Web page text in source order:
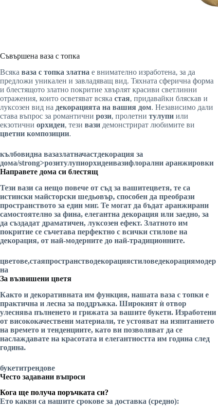
Съвършена ваза с топка
Всяка ваза с топка златна е внимателно изработена, за да
предложи уникален и завладяващ вид. Тяхната сферична форма
и блестящото златно покритие хвърлят красиви светлинни
отражения, които осветяват всяка стая, придавайки бляскав и
луксозен вид на декорацията на вашия дом. Независимо дали
става въпрос за романтични рози, пролетни тулупи или
екзотични орхидеи, тези вази демонстрират любимите ви
цветни композиции.
кълбовидна вазазлатначастдекорация за
дома/strong>розитулупиорхидеивазифлорални аранжировки
Направете дома си блестящ
Тези вази са нещо повече от съд за вашитецветя, те са
истински майсторски шедьовър, способен да преобрази
пространството за един миг. Те могат да бъдат аранжирани
самостоятелно за фина, елегантна декорация или заедно, за
да създадат драматичен, луксозен ефект. Златното им
покритие се съчетава перфектно с всички стилове на
декорация, от най-модерните до най-традиционните.
цветове,стаяпространстводекорациястиловедекорациямодер
на
За възвишени цветя
Както и декоративната им функция, нашата ваза с топки е
практична и лесна за поддръжка. Широкият ѝ отвор
улеснява пълненето и грижата за вашите букети. Изработени
от висококачествени материали, те устояват на изпитанието
на времето и тенденциите, като ви позволяват да се
наслаждавате на красотата и елегантността им година след
година.
букетитрендове
Често задавани въпроси
Кога ще получа поръчката си?
Ето какви са нашите срокове за доставка (средно):